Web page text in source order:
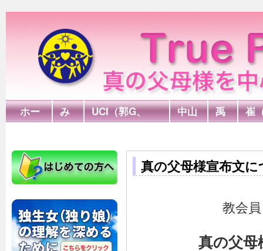
ホー
み
UCI（郭G、
中山
禹
崔
真の父母様宣布文
教会
真の父母